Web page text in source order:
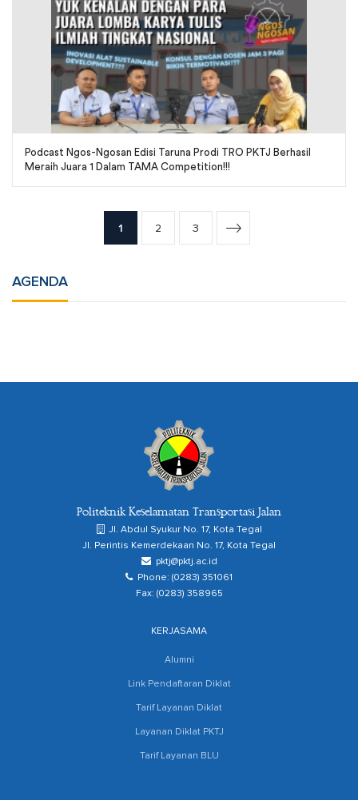
Podcast Ngos-Ngosan Edisi Taruna Prodi TRO PKTJ Berhasil
Meraih Juara 1 Dalam TAMA Competition!!!
1 2 3
AGENDA
Politeknik Keselamatan Transportasi Jalan
Jl. Abdul Syukur No. 17, Kota Tegal
Jl. Perintis Kemerdekaan No. 17, Kota Tegal
pktj@pktj.ac.id
Phone: (0283) 351061
Fax: (0283) 358965
KERJASAMA
Alumni
Link Pendaftaran Diklat
Tarif Layanan Diklat
Layanan Diklat PKTJ
Tarif Layanan BLU